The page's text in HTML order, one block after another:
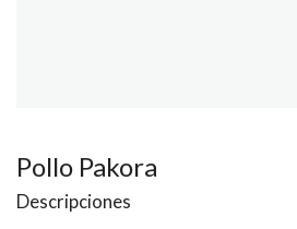
Pollo Pakora
Descripciones